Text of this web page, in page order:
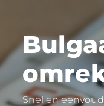
Snel en